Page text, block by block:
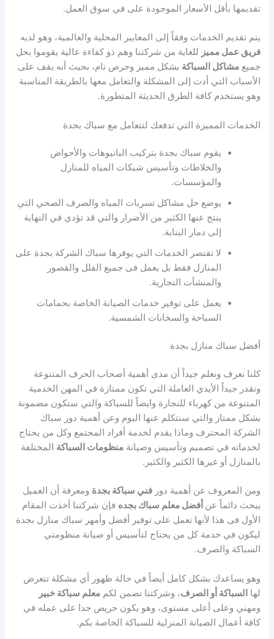
تقديمها بأقل الأسعار الموجودة على في سوق العمل.
يتم تقديم الخدمات وفقاً إلى المعايير المحلية والعالمية، وهو لديه
فريق عمل مميز للغاية من شركتنا وهم ذو كفاءة عالية يقوموا بحل
جميعمشاكل السباكة بشكل مميز وحرص تام، بحيث أنه يقف على
الأسباب التي أدت إلى المشكلة والتعامل معها بالطريقة المناسبة
وهو يستخدم كافة الطرق الحديثة المتطورة.
الخدمات المميزة التي تدفعك لتتعامل مع سباك بجدة
يقوم سباك بجدة بتركيب البانيوهات والأحواض
والخلاطات وتأسيس شبكات المياه للمنازل
والمؤسسات.
يوضع حل مشاكل تسربات المياه والصرف الصحي التي
ينتج عنها الكثير من الأضرار والتي قد تؤدي في النهاية
إلى دمار البناية.
لا تقتصر الخدمات التي يوفرها سباك الشركة بجدة على
المنازل فقط بل يعمل فى جميع الفلل والقصور
والمنشآت التجارية.
يعمل على توفير خدمات الصيانة الخاصة بحمامات
السباحة والسخانات الشمسية.
أفضل سباك منازل بجدة
كلنا نعرف ونعلم جيداً أن مدى أهمية أصحاب الحرف المتنوعة
ونقدر جيداً الأيدي العاملة التي تكون ممتازة في المهن الخدمية
المتنوعة من كهرباء للنجارة وايضاً للسباكة والتي ستكون مضمونة
بشكل ممتاز والتي سنتكلم عنها اليوم وعن أهمية دور سباك
الشركة المحترف وماذا يقدم لخدمة أفراد المجتمع وكل من يحتاج
لخدماته في تصميم وتأسيس وصيانةمنظومات السباكة المختلفة
بالمنازل أو غيرها الكثير والكثير.
ومن المعروف عن أهمية دورفني سباكة بجدة ومعرفة أن العميل
يبحث دائماً عن أفضل معلم سباك بجده فإن شركتنا أخذت المقام
الأول فى هذا لأنها تعمل على توفير أفضل وأمهر سباك منازل بجدة
ليكون في خدمة كل من يحتاج لتأسيس أو صيانة منظومتي
السباكة والصرف.
وهو يساعدك بشكل كامل أيضاً في حالة ظهور أي مشكلة تتعرض
لها السباكة أو الصرف، وشركتنا تضمن لكممعلم سباكة خبير
ومهني وعلى أعلى مستوى، وهو يكون حريص جدا على عمله في
كافة أعمال الصيانة المنزلية للسباكة الخاصة بكم.